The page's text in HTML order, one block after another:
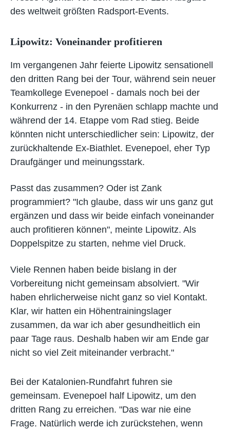
des weltweit größten Radsport-Events.
Lipowitz: Voneinander profitieren
Im vergangenen Jahr feierte Lipowitz sensationell
den dritten Rang bei der Tour, während sein neuer
Teamkollege Evenepoel - damals noch bei der
Konkurrenz - in den Pyrenäen schlapp machte und
während der 14. Etappe vom Rad stieg. Beide
könnten nicht unterschiedlicher sein: Lipowitz, der
zurückhaltende Ex-Biathlet. Evenepoel, eher Typ
Draufgänger und meinungsstark.
Passt das zusammen? Oder ist Zank
programmiert? "Ich glaube, dass wir uns ganz gut
ergänzen und dass wir beide einfach voneinander
auch profitieren können", meinte Lipowitz. Als
Doppelspitze zu starten, nehme viel Druck.
Viele Rennen haben beide bislang in der
Vorbereitung nicht gemeinsam absolviert. "Wir
haben ehrlicherweise nicht ganz so viel Kontakt.
Klar, wir hatten ein Höhentrainingslager
zusammen, da war ich aber gesundheitlich ein
paar Tage raus. Deshalb haben wir am Ende gar
nicht so viel Zeit miteinander verbracht."
Bei der Katalonien-Rundfahrt fuhren sie
gemeinsam. Evenepoel half Lipowitz, um den
dritten Rang zu erreichen. "Das war nie eine
Frage. Natürlich werde ich zurückstehen, wenn